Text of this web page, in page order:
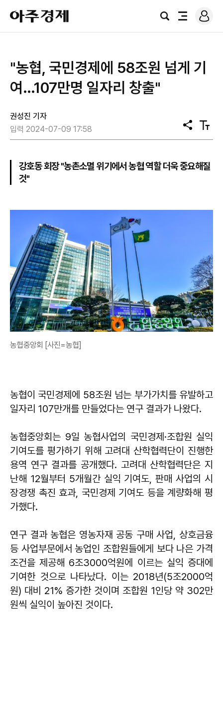
아
주
경
검
전
로
그
"농협, 국민경제에 58조원 넘게 기
여…107만명 일자리 창출"
권성진 기자
입력 2024-07-09 17:58
공
유
텍
스
기
강호동 회장 "농촌소멸 위기에서 농협 역할 더욱 중요해질
것"
농협중앙회 [사진=농협]
농협이 국민경제에 58조원 넘는 부가가치를 유발하고
일자리 107만개를 만들었다는 연구 결과가 나왔다.
농협중앙회는 9일 농협사업의 국민경제·조합원 실익
기여도를 평가하기 위해 고려대 산학협력단이 진행한
용역 연구 결과를 공개했다. 고려대 산학협력단은 지
난해 12월부터 5개월간 실익 기여도, 판매 사업의 시
장경쟁 촉진 효과, 국민경제 기여도 등을 계량화해 평
가했다.
연구 결과 농협은 영농자재 공동 구매 사업, 상호금융
등 사업부문에서 농업인 조합원들에게 보다 나은 가격
조건을 제공해 6조3000억원에 이르는 실익 증대에
기여한 것으로 나타났다. 이는 2018년(5조2000억
원) 대비 21% 증가한 것이며 조합원 1인당 약 302만
원씩 실익이 높아진 것이다.